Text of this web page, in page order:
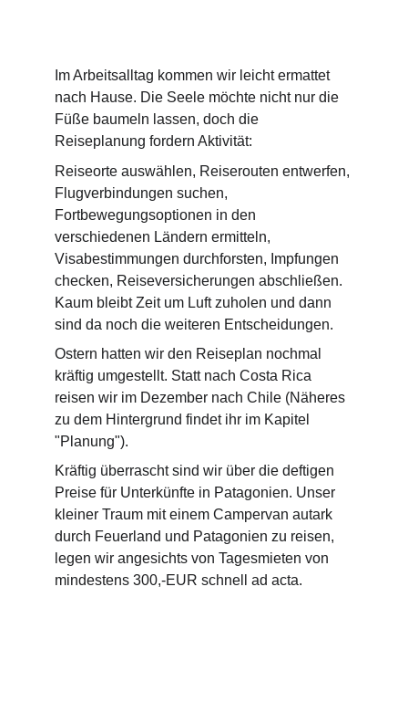
Im Arbeitsalltag kommen wir leicht ermattet
nach Hause. Die Seele möchte nicht nur die
Füße baumeln lassen, doch die
Reiseplanung fordern Aktivität:
Reiseorte auswählen, Reiserouten entwerfen,
Flugverbindungen suchen,
Fortbewegungsoptionen in den
verschiedenen Ländern ermitteln,
Visabestimmungen durchforsten, Impfungen
checken, Reiseversicherungen abschließen.
Kaum bleibt Zeit um Luft zuholen und dann
sind da noch die weiteren Entscheidungen.
Ostern hatten wir den Reiseplan nochmal
kräftig umgestellt. Statt nach Costa Rica
reisen wir im Dezember nach Chile (Näheres
zu dem Hintergrund findet ihr im Kapitel
"Planung").
Kräftig überrascht sind wir über die deftigen
Preise für Unterkünfte in Patagonien. Unser
kleiner Traum mit einem Campervan autark
durch Feuerland und Patagonien zu reisen,
legen wir angesichts von Tagesmieten von
mindestens 300,-EUR schnell ad acta.